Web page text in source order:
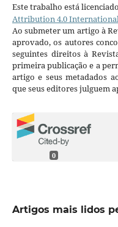
Este trabalho está
Attribution 4.0
Ao submeter um artigo à
aprovado, os autores
seguintes direitos à
primeira publicação e a
artigo e seus metadados
que seus editores julguem
0
Artigos mais lidos